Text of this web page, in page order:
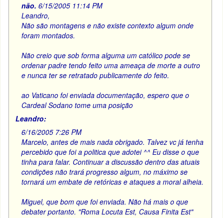
não. 6/15/2005 11:14 PM
Leandro,
Não são montagens e não existe contexto algum onde
foram montados.
Não creio que sob forma alguma um católico pode se
ordenar padre tendo feito uma ameaça de morte a outro
e nunca ter se retratado publicamente do feito.
ao Vaticano foi enviada documentação, espero que o
Cardeal Sodano tome uma posição
Leandro:
6/16/2005 7:26 PM
Marcelo, antes de mais nada obrigado. Talvez vc já tenha
percebido que foi a politica que adotei ^^ Eu disse o que
tinha para falar. Continuar a discussão dentro das atuais
condições não trará progresso algum, no máximo se
tornará um embate de retóricas e ataques a moral alheia.
Miguel, que bom que foi enviada. Não há mais o que
debater portanto. "Roma Locuta Est, Causa Finita Est"